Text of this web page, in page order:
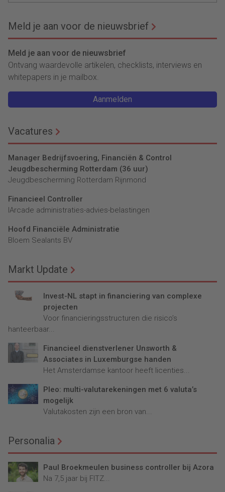
Meld je aan voor de nieuwsbrief
Meld je aan voor de nieuwsbrief
Ontvang waardevolle artikelen, checklists, interviews en
whitepapers in je mailbox.
Aanmelden
Vacatures
Manager Bedrijfsvoering, Financiën & Control
Jeugdbescherming Rotterdam (36 uur)
Jeugdbescherming Rotterdam Rijnmond
Financieel Controller
lArcade administraties-advies-belastingen
Hoofd Financiële Administratie
Bloem Sealants BV
Markt Update
Invest-NL stapt in financiering van complexe
projecten
Voor financieringsstructuren die risico’s
hanteerbaar...
Financieel dienstverlener Unsworth &
Associates in Luxemburgse handen
Het Amsterdamse kantoor heeft licenties...
Pleo: multi-valutarekeningen met 6 valuta’s
mogelijk
Valutakosten zijn een bron van...
Personalia
Paul Broekmeulen business controller bij Azora
Na 7,5 jaar bij FITZ...